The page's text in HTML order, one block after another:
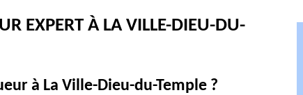
EXPERT À LA VILLE-DIEU-DU-
à La Ville-Dieu-du-Temple ?